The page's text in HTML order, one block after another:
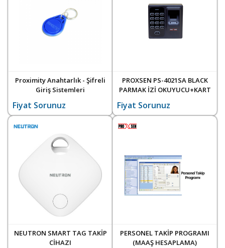
Proximity Anahtarlık - Şifreli
Giriş Sistemleri
Fiyat Sorunuz
PROXSEN PS-4021SA BLACK
PARMAK İZİ OKUYUCU+KART
ANAHTARLIK)+ŞİFRE
Fiyat Sorunuz
NEUTRON SMART TAG TAKİP
CİHAZI
PERSONEL TAKİP PROGRAMI
(MAAŞ HESAPLAMA)